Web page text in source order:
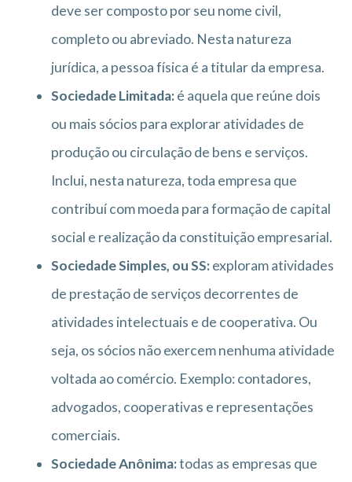
deve ser composto por seu nome civil,
completo ou abreviado. Nesta natureza
jurídica, a pessoa física é a titular da empresa.
Sociedade Limitada:é aquela que reúne dois
ou mais sócios para explorar atividades de
produção ou circulação de bens e serviços.
Inclui, nesta natureza, toda empresa que
contribuí com moeda para formação de capital
social e realização da constituição empresarial.
Sociedade Simples, ou SS:exploram atividades
de prestação de serviços decorrentes de
atividades intelectuais e de cooperativa. Ou
seja, os sócios não exercem nenhuma atividade
voltada ao comércio. Exemplo: contadores,
advogados, cooperativas e representações
comerciais.
Sociedade Anônima:todas as empresas que